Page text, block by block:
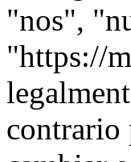
"nos",
"https://
contrario